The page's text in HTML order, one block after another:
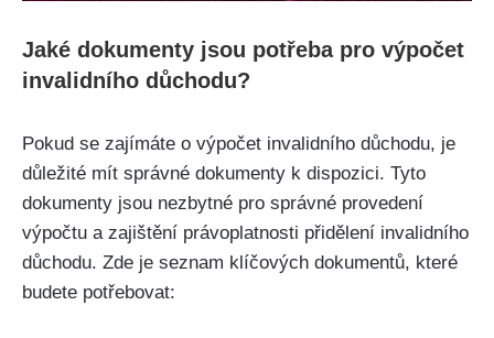
Jaké dokumenty jsou potřeba pro výpočet
invalidního důchodu?
Pokud se zajímáte o výpočet invalidního důchodu, je
důležité mít správné dokumenty k dispozici. Tyto
dokumenty jsou nezbytné pro správné provedení
výpočtu a zajištění právoplatnosti přidělení invalidního
důchodu. Zde je seznam klíčových dokumentů, které
budete potřebovat: